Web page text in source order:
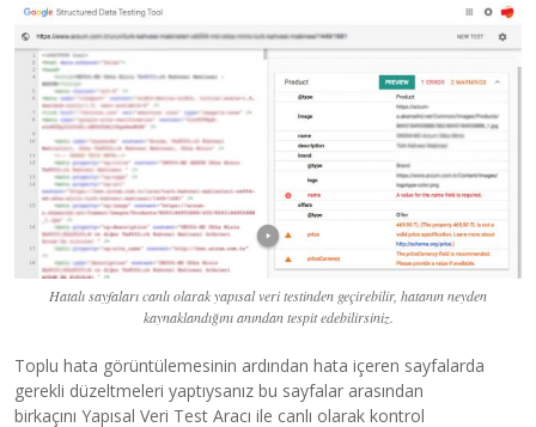
Hatalı sayfaları canlı olarak yapısal veri testinden geçirebilir, hatanın neyden
kaynaklandığını anından tespit edebilirsiniz.
Toplu hata görüntülemesinin ardından hata içeren sayfalarda
gerekli düzeltmeleri yaptıysanız bu sayfalar arasından
birkaçını Yapısal Veri Test Aracı ile canlı olarak kontrol